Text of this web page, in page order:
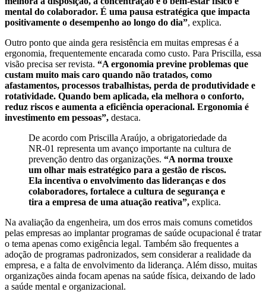
mental do colaborador. É uma pausa estratégica que impacta
positivamente o desempenho ao longo do dia”, explica.
Outro ponto que ainda gera resistência em muitas empresas é a
ergonomia, frequentemente encarada como custo. Para Priscilla, essa
visão precisa ser revista. “A ergonomia previne problemas que
custam muito mais caro quando não tratados, como
afastamentos, processos trabalhistas, perda de produtividade e
rotatividade. Quando bem aplicada, ela melhora o conforto,
reduz riscos e aumenta a eficiência operacional. Ergonomia é
investimento em pessoas”, destaca.
De acordo com Priscilla Araújo, a obrigatoriedade da
NR-01 representa um avanço importante na cultura de
prevenção dentro das organizações. “A norma trouxe
um olhar mais estratégico para a gestão de riscos.
Ela incentiva o envolvimento das lideranças e dos
colaboradores, fortalece a cultura de segurança e
tira a empresa de uma atuação reativa”, explica.
Na avaliação da engenheira, um dos erros mais comuns cometidos
pelas empresas ao implantar programas de saúde ocupacional é tratar
o tema apenas como exigência legal. Também são frequentes a
adoção de programas padronizados, sem considerar a realidade da
empresa, e a falta de envolvimento da liderança. Além disso, muitas
organizações ainda focam apenas na saúde física, deixando de lado
a saúde mental e organizacional.